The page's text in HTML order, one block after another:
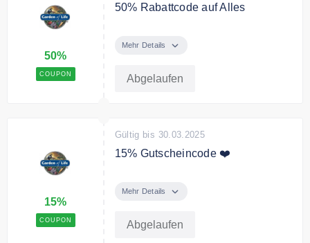
50%
COUPON
50% Rabattcode auf Alles
gratis Versand ab 75€
Mehr Details
Abgelaufen
15%
COUPON
Gültig bis 30.03.2025
15% Gutscheincode ❤️
Rabatt auf das gesamte Sortiment
Mehr Details
Abgelaufen